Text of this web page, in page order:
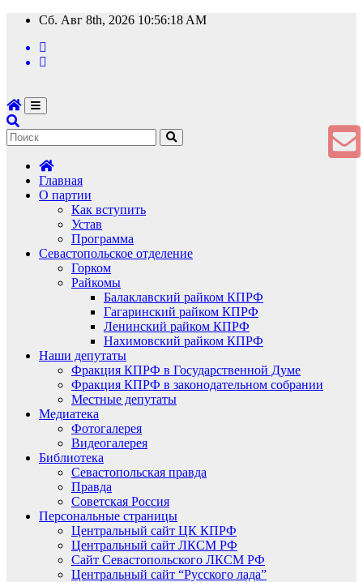
Перейти
содержимому
Сб. Авг 8th, 2026 10:56:19 AM
Главная
О партии
Как вступить
Устав
Программа
Севастопольское отделение
Горком
Райкомы
Балаклавский райком КПРФ
Гагаринский райком КПРФ
Ленинский райком КПРФ
Нахимовский райком КПРФ
Наши депутаты
Фракция КПРФ в Государственной Думе
Фракция КПРФ в законодательном собрании
Местные депутаты
Медиатека
Фотогалерея
Видеогалерея
Библиотека
Севастопольская правда
Правда
Советская Россия
Персональные страницы
Центральный сайт ЦК КПРФ
Центральный сайт ЛКСМ РФ
Сайт Севастопольского ЛКСМ РФ
Центральный сайт “Русского лада”